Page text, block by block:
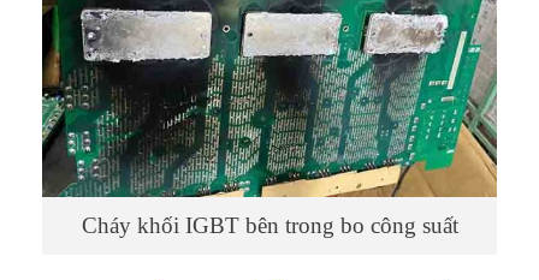
Cháy khối IGBT bên trong bo công suất